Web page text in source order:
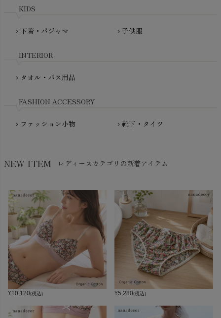
PRISTINE（プリスティン）
fromF（フロムエフ）
mini rodini（ミニロディーニ）
My Little Cozmo（マイリトルコズモ）
NewNative（ニューネイティブ）
KIDS
chevron_right 下着・パジャマ chevron_right 子供服
INTERIOR
chevron_right タオル・バス用品
FASHION ACCESSORY
chevron_right ファッション小物 chevron_right 靴下・タイツ
NEW ITEM レディースカテゴリの新着アイテム
¥10,120(税込) ¥5,280(税込)